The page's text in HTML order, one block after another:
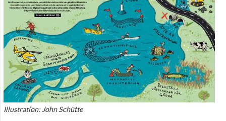
Illustration: John Schütte